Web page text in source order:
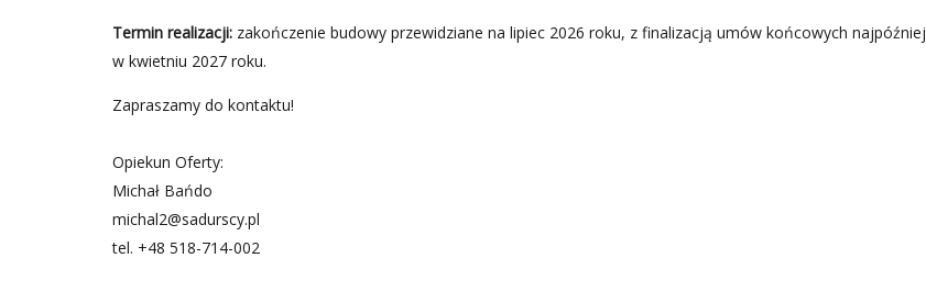
Termin realizacji: zakończenie budowy przewidziane na lipiec 2026 roku, z finalizacją umów końcowych najpóźniej
w kwietniu 2027 roku.
Zapraszamy do kontaktu!
Opiekun Oferty:
Michał Bańdo
michal2@sadurscy.pl
tel. +48 518-714-002